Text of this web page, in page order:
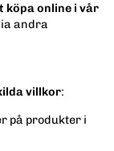
köpa online i vår
andra
villkor:
på produkter i